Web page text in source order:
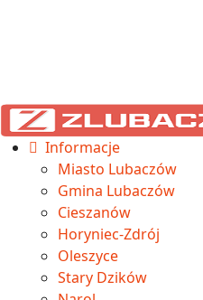
Informacje
Miasto Lubaczów
Gmina Lubaczów
Cieszanów
Horyniec-Zdrój
Oleszyce
Stary Dzików